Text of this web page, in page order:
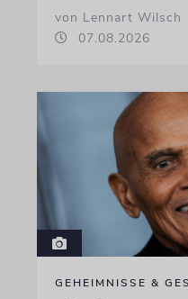
von Lennart Wilsch
07.08.2026
GEHEIMNISSE &